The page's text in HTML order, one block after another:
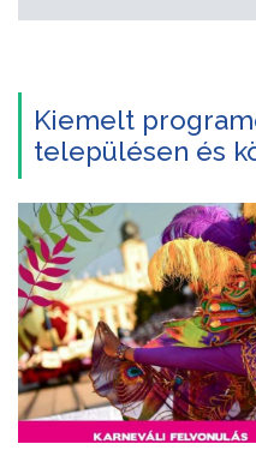
Kiemelt
településen és